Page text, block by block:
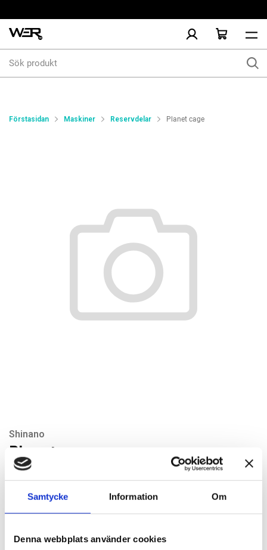
Samtycke Information Om
Denna webbplats använder cookies
produkt
Förstasidan Maskiner Reservdelar Planet cage
Shinano
Planet cage
268,20 kr